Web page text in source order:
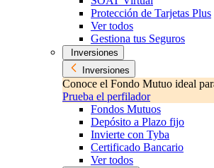
Protección de Tarjetas Plus
Ver todos
Gestiona tus Seguros
Inversiones
Inversiones
Conoce el Fondo Mutuo ideal
Prueba el perfilador
Fondos Mutuos
Depósito a Plazo fijo
Invierte con Tyba
Certificado Bancario
Ver todos